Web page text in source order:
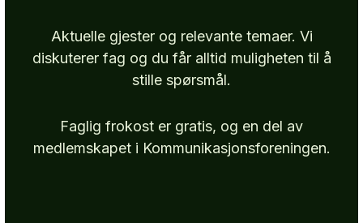
Aktuelle gjester og relevante temaer. Vi
diskuterer fag og du får alltid muligheten til å
stille spørsmål.
Faglig frokost er gratis, og en del av
medlemskapet i Kommunikasjonsforeningen.